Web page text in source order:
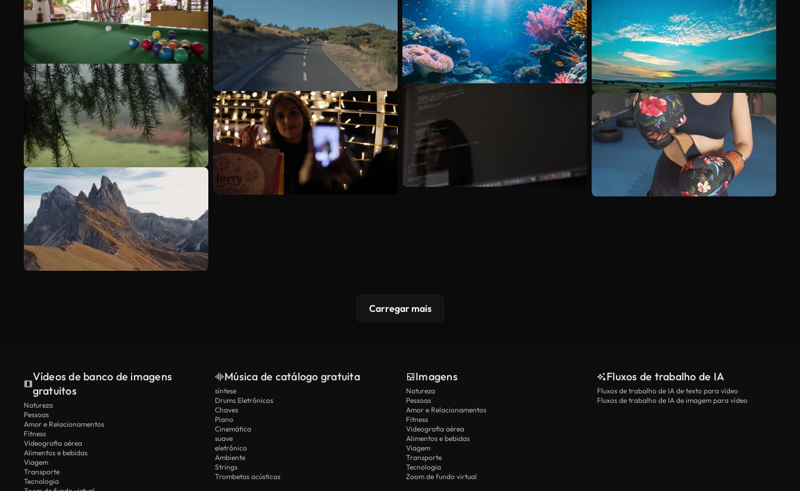
Carregar mais
Vídeos de banco de imagens
gratuitos
Natureza
Pessoas
Amor e Relacionamentos
Fitness
Videografia aérea
Alimentos e bebidas
Viagem
Transporte
Tecnologia
Música de catálogo gratuita
síntese
Drums Eletrônicos
Chaves
Piano
Cinemática
suave
eletrônico
Ambiente
Strings
Trombetas acústicas
Imagens
Natureza
Pessoas
Amor e Relacionamentos
Fitness
Videografia aérea
Alimentos e bebidas
Viagem
Transporte
Tecnologia
Zoom de fundo virtual
Fluxos de trabalho de IA
Fluxos de trabalho de IA de texto para vídeo
Fluxos de trabalho de IA de imagem para vídeo